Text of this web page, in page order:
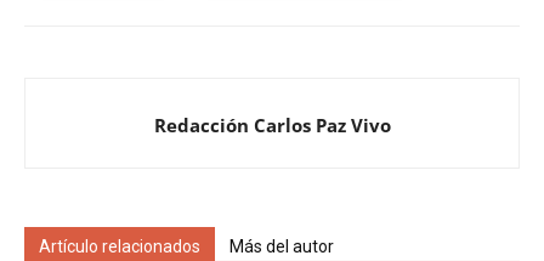
Redacción Carlos Paz Vivo
Artículo relacionados Más del autor